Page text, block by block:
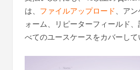
は、 ファイルアップロード、ア
ォーム、リピーターフィールド
べてのユースケースをカバーして